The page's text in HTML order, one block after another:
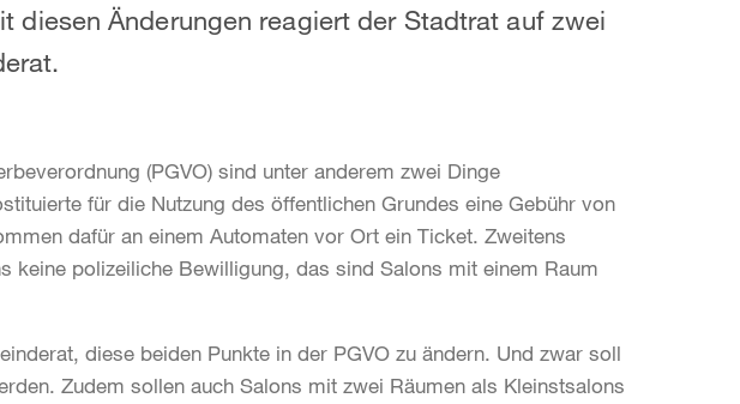
diesen Änderungen reagiert der Stadtrat auf zwei
(PGVO) sind unter anderem zwei Dinge
für die Nutzung des öffentlichen Grundes eine Gebühr von
dafür an einem Automaten vor Ort ein Ticket. Zweitens
keine polizeiliche Bewilligung, das sind Salons mit einem Raum
diese beiden Punkte in der PGVO zu ändern. Und zwar soll
Zudem sollen auch Salons mit zwei Räumen als Kleinstsalons